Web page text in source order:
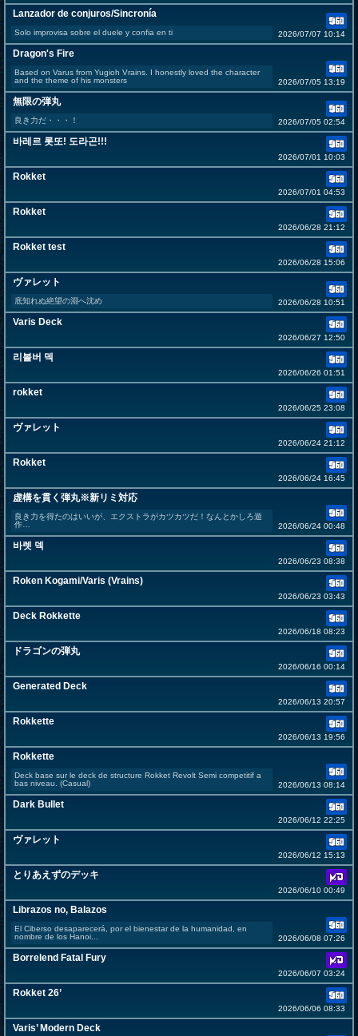
Lanzador de conjuros/Sincronía
Solo improvisa sobre el duele y confia en ti 2026/07/07 10:14
Dragon's Fire
Based on Varus from Yugioh Vrains. I honestly loved the character
and the theme of his monsters
2026/07/05 13:19
無限の弾丸
良き力だ・・・！ 2026/07/05 02:54
바레르 롯또! 도라곤!!!
2026/07/01 10:03
Rokket
2026/07/01 04:53
Rokket
2026/06/28 21:12
Rokket test
2026/06/28 15:06
ヴァレット
底知れぬ絶望の淵へ沈め 2026/06/28 10:51
Varis Deck
2026/06/27 12:50
리볼버 덱
2026/06/26 01:51
rokket
2026/06/25 23:08
ヴァレット
2026/06/24 21:12
Rokket
2026/06/24 16:45
虚構を貫く弾丸※新リミ対応
良き力を得たのはいいが、エクストラがカツカツだ！なんとかしろ遊
作…
2026/06/24 00:48
바렛 덱
2026/06/23 08:38
Roken Kogami/Varis (Vrains)
2026/06/23 03:43
Deck Rokkette
2026/06/18 08:23
ドラゴンの弾丸
2026/06/16 00:14
Generated Deck
2026/06/13 20:57
Rokkette
2026/06/13 19:56
Rokkette
Deck base sur le deck de structure Rokket Revolt Semi competitif a
bas niveau. (Casual)
2026/06/13 08:14
Dark Bullet
2026/06/12 22:25
ヴァレット
2026/06/12 15:13
とりあえずのデッキ
2026/06/10 00:49
Librazos no, Balazos
El Ciberso desaparecerá, por el bienestar de la humanidad, en
nombre de los Hanoi...
2026/06/08 07:26
Borrelend Fatal Fury
2026/06/07 03:24
Rokket 26’
2026/06/06 08:33
Varis’ Modern Deck